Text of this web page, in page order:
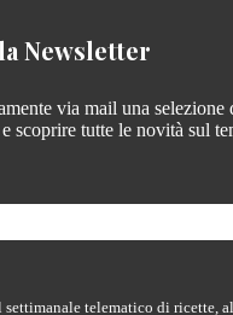
Newsletter
via mail una selezione
scoprire tutte le novità sul
telematico di ricette,